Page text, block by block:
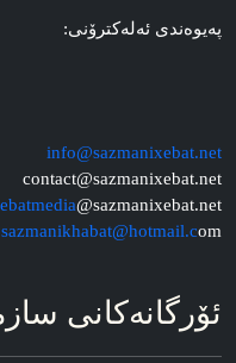
په‌یوه‌ندی ئه‌له‌کترۆنی:
info@sazmanixebat.net
contact@sazmanixebat.net
@sazmanixebat.net
sazmanikhabat@hotmail.com
ئۆرگانه‌کانی